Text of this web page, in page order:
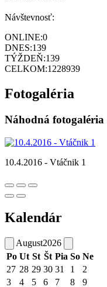
Návštevnosť:
ONLINE:0
DNES:139
TÝŽDEŇ:139
CELKOM:1228939
Fotogaléria
Náhodná fotogaléria
10.4.2016 - Vtáčnik 1
Kalendár
August2026
Po Ut St Št Pia So Ne
27 28 29 30 31 1
2
3
4 5 6 7 8
9